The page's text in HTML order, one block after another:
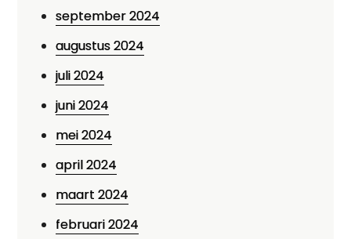
september 2024
augustus 2024
juli 2024
juni 2024
mei 2024
april 2024
maart 2024
februari 2024